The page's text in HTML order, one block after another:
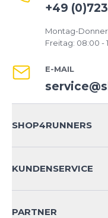
+49
Montag-
Freitag: 08:00 -
E-MAIL
SHOP4RUNNERS
KUNDENSERVICE
PARTNER